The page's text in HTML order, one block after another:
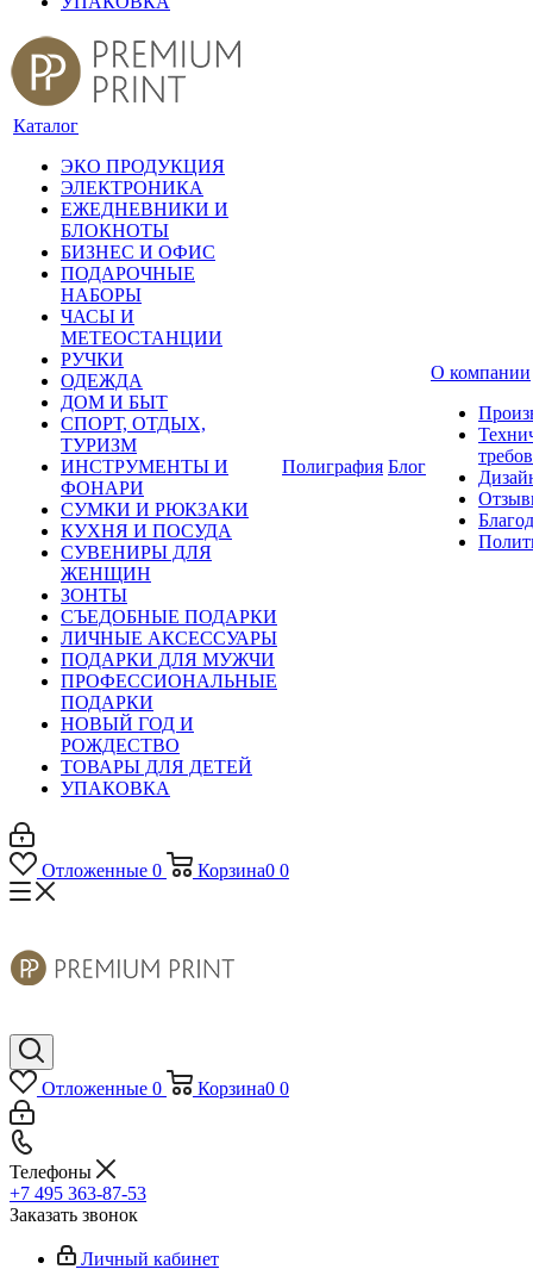
Каталог
ЭКО ПРОДУКЦИЯ
ЭЛЕКТРОНИКА
ЕЖЕДНЕВНИКИ И
БЛОКНОТЫ
БИЗНЕС И ОФИС
ПОДАРОЧНЫЕ
НАБОРЫ
ЧАСЫ И
МЕТЕОСТАНЦИИ
РУЧКИ
ОДЕЖДА
ДОМ И БЫТ
СПОРТ, ОТДЫХ,
ТУРИЗМ
ИНСТРУМЕНТЫ И
ФОНАРИ
СУМКИ И РЮКЗАКИ
КУХНЯ И ПОСУДА
СУВЕНИРЫ ДЛЯ
ЖЕНЩИН
ЗОНТЫ
СЪЕДОБНЫЕ ПОДАРКИ
ЛИЧНЫЕ АКСЕССУАРЫ
ПОДАРКИ ДЛЯ МУЖЧИ
ПРОФЕССИОНАЛЬНЫЕ
ПОДАРКИ
НОВЫЙ ГОД И
РОЖДЕСТВО
ТОВАРЫ ДЛЯ ДЕТЕЙ
УПАКОВКА
Полиграфия Блог
О компании
Отложенные 0 Корзина0 0
Отложенные 0 Корзина0 0
Телефоны
+7 495 363-87-53
Заказать звонок
Личный кабинет